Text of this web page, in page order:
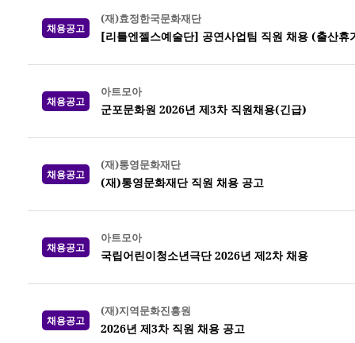
채용공고
(재)효정한국문화재단
[리틀엔젤스예술단] 공연사업팀 직원 채용 (출산휴
채용공고
아트모아
군포문화원 2026년 제3차 직원채용(긴급)
채용공고
(재)통영문화재단
(재)통영문화재단 직원 채용 공고
채용공고
아트모아
국립어린이청소년극단 2026년 제2차 채용
채용공고
(재)지역문화진흥원
2026년 제3차 직원 채용 공고